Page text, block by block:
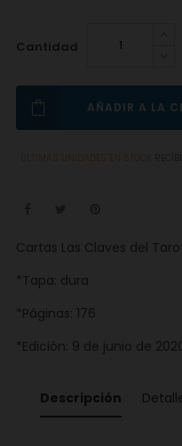
Cantidad
AÑADIR A LA
ÚLTIMAS UNIDADES EN STOCK
Cartas Las Claves del
*Tapa: dura
*Páginas: 176
*Edición: 9 de junio de
Descripción